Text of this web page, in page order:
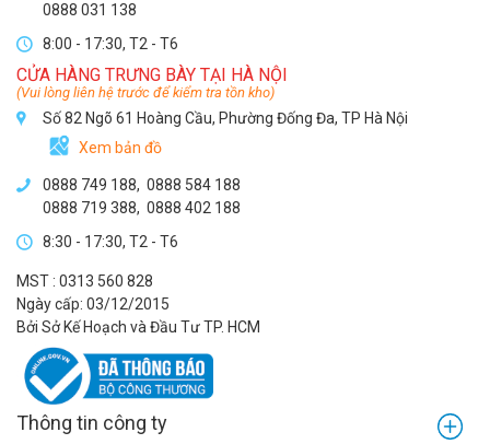
0888 031 138
8:00 - 17:30, T2 - T6
CỬA HÀNG TRƯNG BÀY TẠI HÀ NỘI
(Vui lòng liên hệ trước để kiểm tra tồn kho)
Số 82 Ngõ 61 Hoàng Cầu, Phường Đống Đa, TP Hà Nội
Xem bản đồ
0888 749 188, 0888 584 188
0888 719 388, 0888 402 188
8:30 - 17:30, T2 - T6
MST : 0313 560 828
Ngày cấp: 03/12/2015
Bởi Sở Kế Hoạch và Đầu Tư TP. HCM
Thông tin công ty